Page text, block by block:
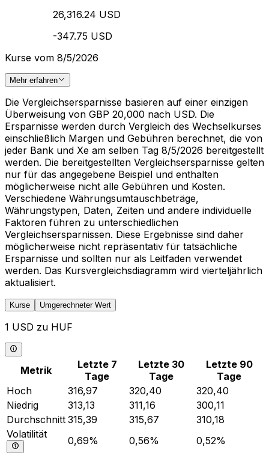
26,316.24 USD
-347.75 USD
Kurse vom 8/5/2026
Mehr erfahren
Die Vergleichsersparnisse basieren auf einer einzigen
Überweisung von GBP 20,000 nach USD. Die
Ersparnisse werden durch Vergleich des Wechselkurses
einschließlich Margen und Gebühren berechnet, die von
jeder Bank und Xe am selben Tag 8/5/2026 bereitgestellt
werden. Die bereitgestellten Vergleichsersparnisse gelten
nur für das angegebene Beispiel und enthalten
möglicherweise nicht alle Gebühren und Kosten.
Verschiedene Währungsumtauschbeträge,
Währungstypen, Daten, Zeiten und andere individuelle
Faktoren führen zu unterschiedlichen
Vergleichsersparnissen. Diese Ergebnisse sind daher
möglicherweise nicht repräsentativ für tatsächliche
Ersparnisse und sollten nur als Leitfaden verwendet
werden. Das Kursvergleichsdiagramm wird vierteljährlich
aktualisiert.
Kurse Umgerechneter Wert
1 USD zu HUF
Metrik
Letzte 7
Tage
Letzte 30
Tage
Letzte 90
Tage
Hoch
316,97 320,40
320,40
Niedrig
313,13 311,16
300,11
Durchschnitt 315,39 315,67
310,18
Volatilität
0,69% 0,56% 0,52%